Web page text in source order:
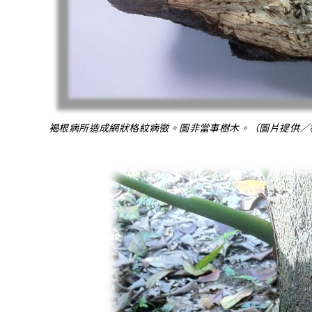
褐根病所造成網狀格紋病徵。圖非當事樹木。（圖片提供